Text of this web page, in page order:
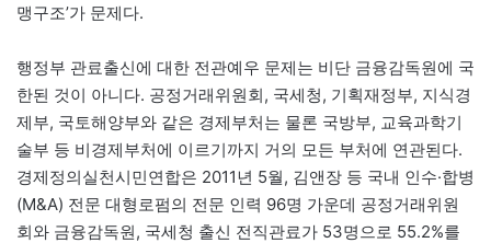
맹구조’가 문제다.
행정부 관료출신에 대한 전관예우 문제는 비단 금융감독원에 국
한된 것이 아니다. 공정거래위원회, 국세청, 기획재정부, 지식경
제부, 국토해양부와 같은 경제부처는 물론 국방부, 교육과학기
술부 등 비경제부처에 이르기까지 거의 모든 부처에 연관된다.
경제정의실천시민연합은 2011년 5월, 김앤장 등 국내 인수·합병
(M&A) 전문 대형로펌의 전문 인력 96명 가운데 공정거래위원
회와 금융감독원, 국세청 출신 전직관료가 53명으로 55.2%를